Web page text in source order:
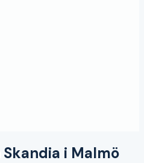
Skandia i Malmö